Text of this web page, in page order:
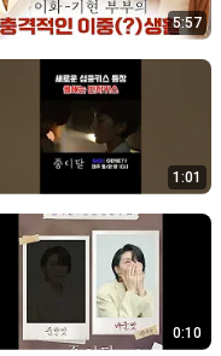
5:57
1:01
0:10